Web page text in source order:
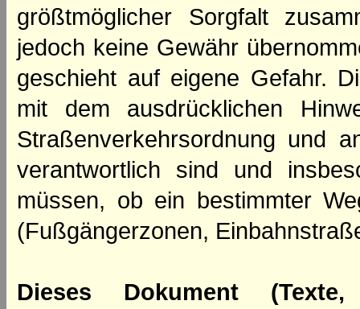
größtmöglicher Sorgfalt
jedoch keine Gewähr
geschieht auf eigene Gefahr.
mit dem ausdrücklichen
Straßenverkehrsordnung und
verantwortlich sind und
müssen, ob ein bestimmter
(Fußgängerzonen,
Dieses Dokument